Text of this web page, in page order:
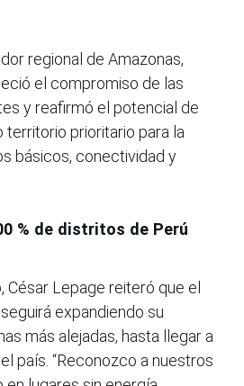
regional de Amazonas,
el compromiso de las
y reafirmó el potencial de
territorio prioritario para la
básicos, conectividad y
% de distritos de Perú
César Lepage reiteró que el
expandiendo su
más alejadas, hasta llegar a
país. “Reconozco a nuestros